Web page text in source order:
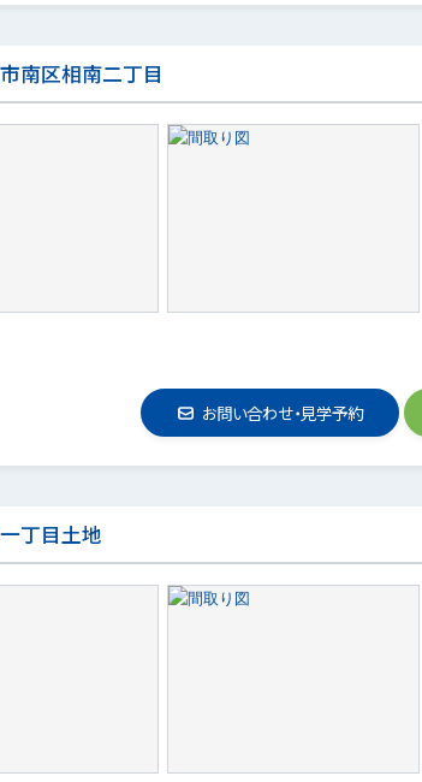
南区相南二丁目
お問い合わせ・見学予約
丁目土地